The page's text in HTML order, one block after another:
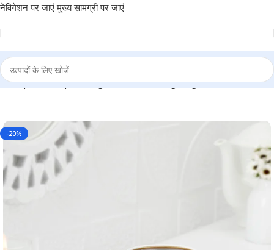
नेविगेशन पर जाएं मुख्य सामग्री पर जाएं
Proposal Couples Mug – Personal use gifting – BG- PRPCM007
-20%